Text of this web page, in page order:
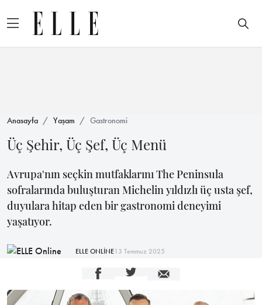
Anasayfa Yaşam Gastronomi
Üç Şehir, Üç Şef, Üç Menü
Avrupa'nın seçkin mutfaklarını The Peninsula
sofralarında buluşturan Michelin yıldızlı üç usta şef,
duyulara hitap eden bir gastronomi deneyimi
yaşatıyor.
ELLE ONLİNE13 Temmuz 2025